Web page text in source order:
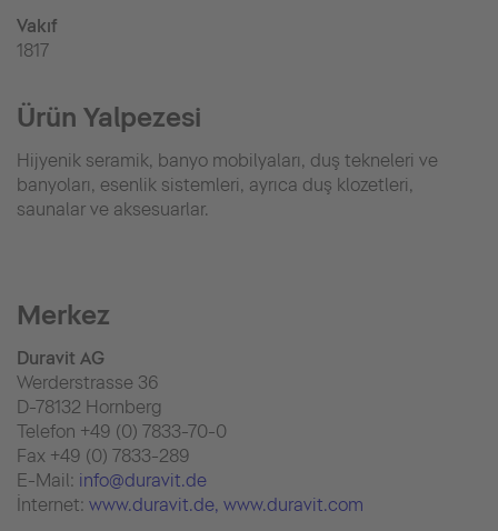
Vakıf
1817
Ürün Yalpezesi
Hijyenik seramik, banyo mobilyaları, duş tekneleri ve
banyoları, esenlik sistemleri, ayrıca duş klozetleri,
saunalar ve aksesuarlar.
Merkez
Duravit AG
Werderstrasse 36
D-78132 Hornberg
Telefon +49 (0) 7833-70-0
Fax +49 (0) 7833-289
E-Mail: info@duravit.de
İnternet: www.duravit.de, www.duravit.com